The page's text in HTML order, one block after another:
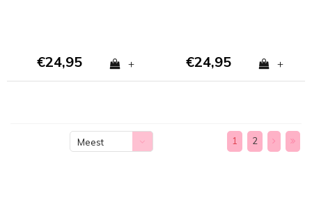
€24,95 + €24,95 +
Meest
1 2